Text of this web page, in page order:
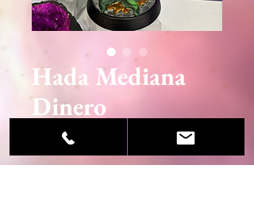
Hada Mediana
Dinero
41,90 €